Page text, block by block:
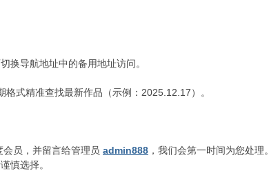
换导航地址中的备用地址访问。
格式精准查找最新作品（示例：2025.12.17）。
会员，并留言给管理员 admin888 ，我们会第一时间为您处理。
谨慎选择。